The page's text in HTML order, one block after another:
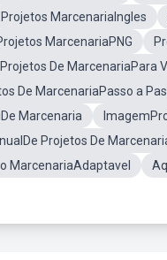
Projetos MarcenariaIngles
MarcenariaPNG
Projetos De MarcenariaPara
De MarcenariaPasso a
Marcenaria
Projetos De
MarcenariaAdaptavel